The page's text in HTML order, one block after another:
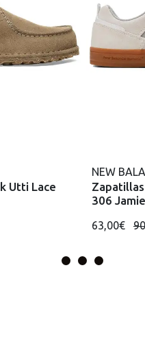
Utti Lace
NEW
306
63,00€